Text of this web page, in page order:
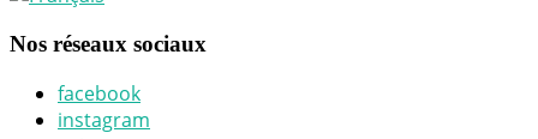
Nos réseaux sociaux
facebook
instagram